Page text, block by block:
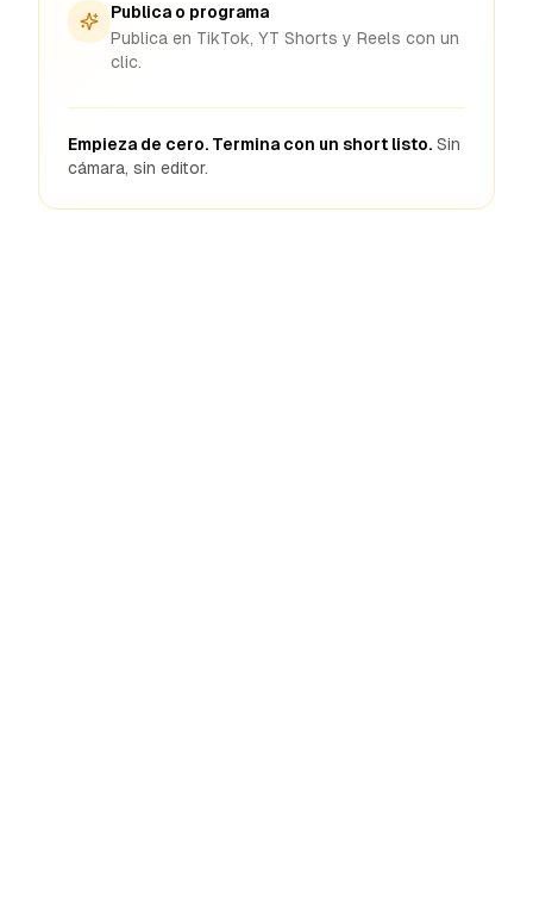
Publica o programa
Publica en TikTok, YT Shorts y Reels con un
clic.
Empieza de cero. Termina con un short listo. Sin
cámara, sin editor.